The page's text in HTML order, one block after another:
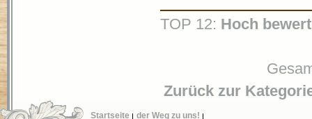
TOP 12: Hoch
Zurück zur
Startseite der Weg zu uns!